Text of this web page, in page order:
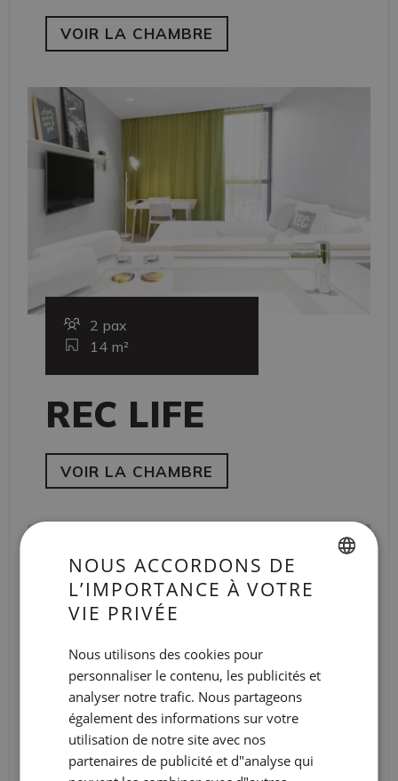
VOIR LA CHAMBRE
2 pax
14 m²
REC LIFE
VOIR LA CHAMBRE
2 pax
SPANISH
GERMAN
RUSSIAN
NOUS ACCORDONS DE
L’IMPORTANCE À VOTRE
VIE PRIVÉE
Nous utilisons des cookies pour
personnaliser le contenu, les publicités et
analyser notre trafic. Nous partageons
également des informations sur votre
utilisation de notre site avec nos
partenaires de publicité et d"analyse qui